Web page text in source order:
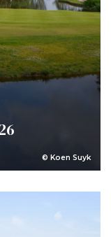
© Koen Suyk